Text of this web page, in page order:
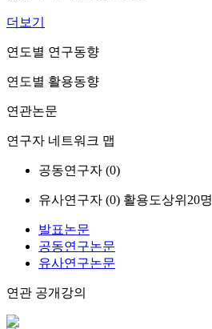
더보기
연도별 연구동향
연도별 활용동향
연관논문
연구자 네트워크 맵
공동연구자 (0)
유사연구자 (0) 활용도상위20명
발표논문
공동연구논문
유사연구논문
연관 공개강의